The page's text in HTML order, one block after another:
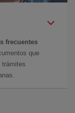
frecuentes
que
trámites